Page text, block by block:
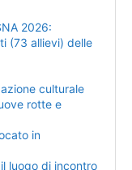
2026:
(73 allievi) delle
culturale
rotte e
in
luogo di incontro